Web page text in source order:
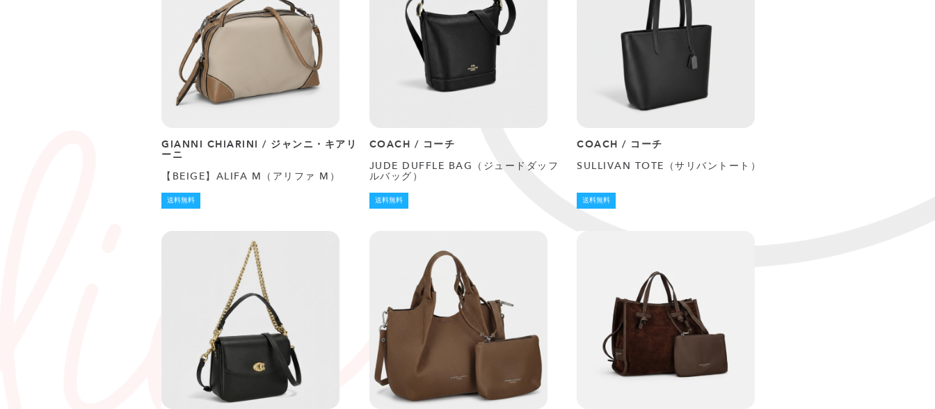
GIANNI CHIARINI / ジャンニ・キアリ
ーニ
【BEIGE】ALIFA M（アリファ M）
送料無料
COACH / コーチ
JUDE DUFFLE BAG（ジュードダッフ
ルバッグ）
送料無料
COACH / コーチ
SULLIVAN TOTE（サリバントート）
送料無料